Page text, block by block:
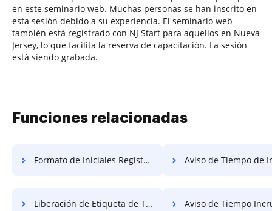
en este seminario web. Muchas personas se han inscrito en
esta sesión debido a su experiencia. El seminario web
también está registrado con NJ Start para aquellos en Nueva
Jersey, lo que facilita la reserva de capacitación. La sesión
está siendo grabada.
Funciones relacionadas
Formato de Iniciales Registro Gratis Aviso de Tiempo de
Liberación de Etiqueta de Trabajo Gratis Aviso de Tiempo